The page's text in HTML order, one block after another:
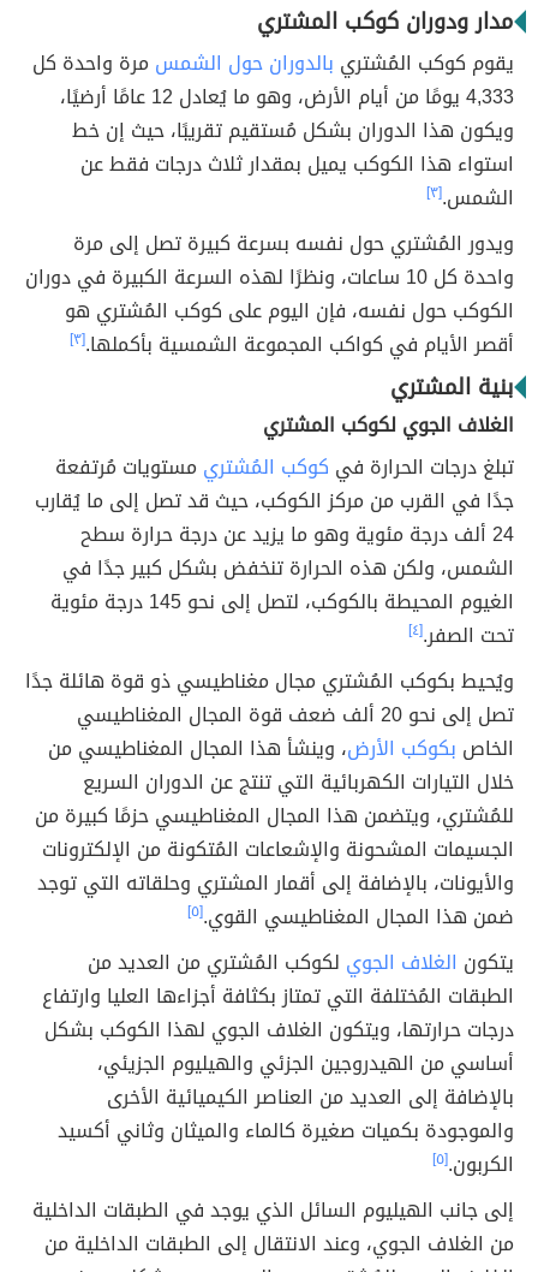
مدار ودوران كوكب المشتري
يقوم كوكب المُشتري بالدوران حول الشمس مرة واحدة كل
4,333 يومًا من أيام الأرض، وهو ما يُعادل 12 عامًا أرضيًا،
ويكون هذا الدوران بشكل مُستقيم تقريبًا، حيث إن خط
استواء هذا الكوكب يميل بمقدار ثلاث درجات فقط عن
الشمس.[٣]
ويدور المُشتري حول نفسه بسرعة كبيرة تصل إلى مرة
واحدة كل 10 ساعات، ونظرًا لهذه السرعة الكبيرة في دوران
الكوكب حول نفسه، فإن اليوم على كوكب المُشتري هو
أقصر الأيام في كواكب المجموعة الشمسية بأكملها.[٣]
بنية المشتري
الغلاف الجوي لكوكب المشتري
تبلغ درجات الحرارة في كوكب المُشتري مستويات مُرتفعة
جدًا في القرب من مركز الكوكب، حيث قد تصل إلى ما يُقارب
24 ألف درجة مئوية وهو ما يزيد عن درجة حرارة سطح
الشمس، ولكن هذه الحرارة تنخفض بشكل كبير جدًا في
الغيوم المحيطة بالكوكب، لتصل إلى نحو 145 درجة مئوية
تحت الصفر.[٤]
ويُحيط بكوكب المُشتري مجال مغناطيسي ذو قوة هائلة جدًا
تصل إلى نحو 20 ألف ضعف قوة المجال المغناطيسي
الخاص بكوكب الأرض، وينشأ هذا المجال المغناطيسي من
خلال التيارات الكهربائية التي تنتج عن الدوران السريع
للمُشتري، ويتضمن هذا المجال المغناطيسي حزمًا كبيرة من
الجسيمات المشحونة والإشعاعات المُتكونة من الإلكترونات
والأيونات، بالإضافة إلى أقمار المشتري وحلقاته التي توجد
ضمن هذا المجال المغناطيسي القوي.[٥]
يتكون الغلاف الجوي لكوكب المُشتري من العديد من
الطبقات المُختلفة التي تمتاز بكثافة أجزاءها العليا وارتفاع
درجات حرارتها، ويتكون الغلاف الجوي لهذا الكوكب بشكل
أساسي من الهيدروجين الجزئي والهيليوم الجزيئي،
بالإضافة إلى العديد من العناصر الكيميائية الأخرى
والموجودة بكميات صغيرة كالماء والميثان وثاني أكسيد
الكربون.[٥]
إلى جانب الهيليوم السائل الذي يوجد في الطبقات الداخلية
من الغلاف الجوي، وعند الانتقال إلى الطبقات الداخلية من